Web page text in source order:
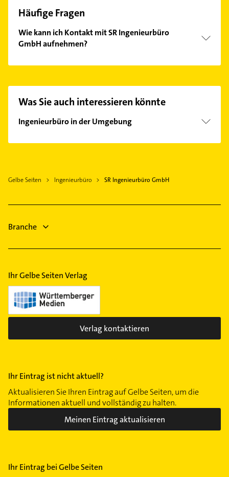
Häufige Fragen
Wie kann ich Kontakt mit SR Ingenieurbüro
GmbH aufnehmen?
finden Sie alleKontaktdaten.
Was Sie auch interessieren könnte
Ingenieurbüro in der Umgebung
Illertissen
Rot an der Rot
Gelbe Seiten Ingenieurbüro SR Ingenieurbüro GmbH
Branche
Ihr Gelbe Seiten Verlag
Verlag kontaktieren
Ihr Eintrag ist nicht aktuell?
Aktualisieren Sie Ihren Eintrag auf Gelbe Seiten, um die
Informationen aktuell und vollständig zu halten.
Meinen Eintrag aktualisieren
Ihr Eintrag bei Gelbe Seiten